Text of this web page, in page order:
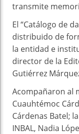
transmite
El “Catálogo de
distribuido de
la entidad e
director de la
Gutiérrez
Acompañaron al
Cuauhtémoc
Cárdenas Batel;
INBAL, Nadia